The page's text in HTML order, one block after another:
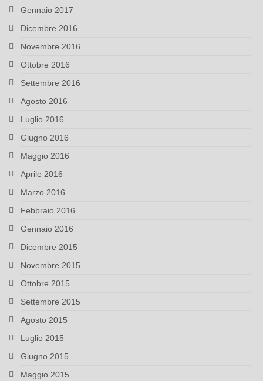
Gennaio 2017
Dicembre 2016
Novembre 2016
Ottobre 2016
Settembre 2016
Agosto 2016
Luglio 2016
Giugno 2016
Maggio 2016
Aprile 2016
Marzo 2016
Febbraio 2016
Gennaio 2016
Dicembre 2015
Novembre 2015
Ottobre 2015
Settembre 2015
Agosto 2015
Luglio 2015
Giugno 2015
Maggio 2015